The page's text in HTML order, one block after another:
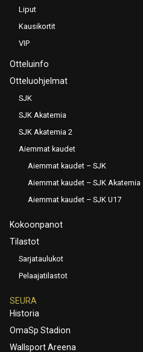
Liput
Kausikortit
VIP
Otteluinfo
Otteluohjelmat
SJK
SJK Akatemia
SJK Akatemia 2
Aiemmat kaudet
Aiemmat kaudet – SJK
Aiemmat kaudet – SJK Akatemia
Aiemmat kaudet – SJK U17
Kokoonpanot
Tilastot
Sarjataulukot
Pelaajatilastot
SEURA
Historia
OmaSp Stadion
Wallsport Areena